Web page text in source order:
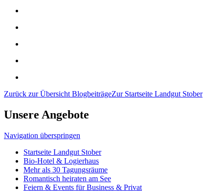
Zurück zur Übersicht BlogbeiträgeZur Startseite Landgut Stober
Unsere Angebote
Navigation überspringen
Startseite Landgut Stober
Bio-Hotel & Logierhaus
Mehr als 30 Tagungsräume
Romantisch heiraten am See
Feiern & Events für Business & Privat